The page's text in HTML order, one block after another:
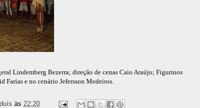
Lindemberg Bezerra; direção de cenas Caio Araújo; Figurinos
Farias e no cenário Jefersson Medeiros.
às 22:20